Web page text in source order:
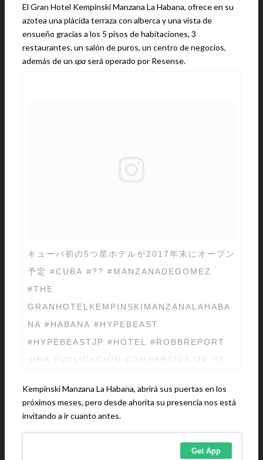
El Gran Hotel Kempinski Manzana La Habana, ofrece en su
azotea una plácida terraza con alberca y una vista de
ensueño gracias a los 5 pisos de habitaciones, 3
restaurantes, un salón de puros, un centro de negocios,
además de un spa será operado por Resense.
キューバ初の5つ星ホテルが2017年末にオープン
予定 #CUBA #?? #MANZANADEGOMEZ
#THE
GRANHOTELKEMPINSKIMANZANALAHABA
NA #HABANA #HYPEBEAST
#HYPEBEASTJP #HOTEL #ROBBREPORT
Kempinski Manzana La Habana, abrirá sus puertas en los
próximos meses, pero desde ahorita su presencia nos está
invitando a ir cuanto antes.